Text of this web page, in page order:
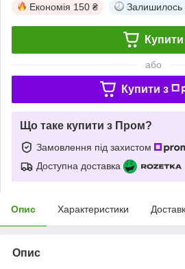
Економія 150 ₴ Залишилось
Купити
або
Купити з
Що таке купити з Пром?
Замовлення під захистом
Доступна доставка
Опис Характеристики
Опис